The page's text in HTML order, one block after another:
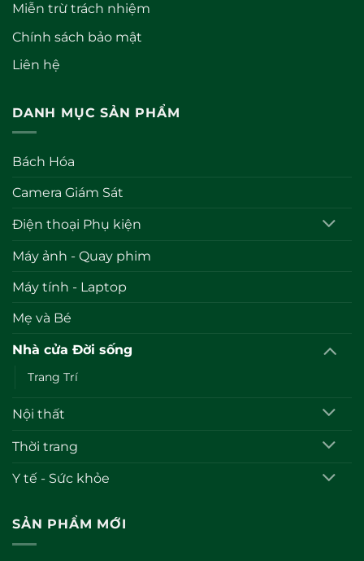
Miễn trừ trách nhiệm
Chính sách bảo mật
Liên hệ
DANH MỤC SẢN PHẨM
Bách Hóa
Camera Giám Sát
Điện thoại Phụ kiện
Máy ảnh - Quay phim
Máy tính - Laptop
Mẹ và Bé
Nhà cửa Đời sống
Trang Trí
Nội thất
Thời trang
Y tế - Sức khỏe
SẢN PHẨM MỚI